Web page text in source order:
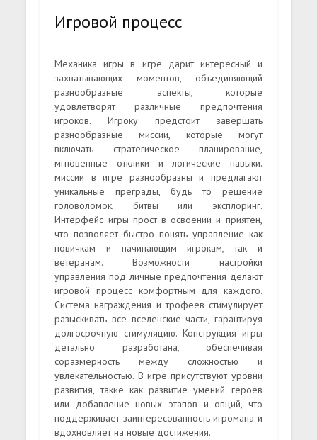
Игровой процесс
Механика игры в игре дарит интересный и
захватывающих моментов, объединяющий
разнообразные аспекты, которые
удовлетворят различные предпочтения
игроков. Игроку предстоит завершать
разнообразные миссии, которые могут
включать стратегическое планирование,
мгновенные отклики и логические навыки.
миссии в игре разнообразны и предлагают
уникальные преграды, будь то решение
головоломок, битвы или эксплоринг.
Интерфейс игры прост в освоении и приятен,
что позволяет быстро понять управление как
новичкам и начинающим игрокам, так и
ветеранам. Возможности настройки
управления под личные предпочтения делают
игровой процесс комфортным для каждого.
Система награждения и трофеев стимулирует
разыскивать все вселенские части, гарантируя
долгосрочную стимуляцию. Конструкция игры
детально разработана, обеспечивая
соразмерность между сложностью и
увлекательностью. В игре присутствуют уровни
развития, такие как развитие умений героев
или добавление новых этапов и опций, что
поддерживает заинтересованность игромана и
вдохновляет на новые достижения.